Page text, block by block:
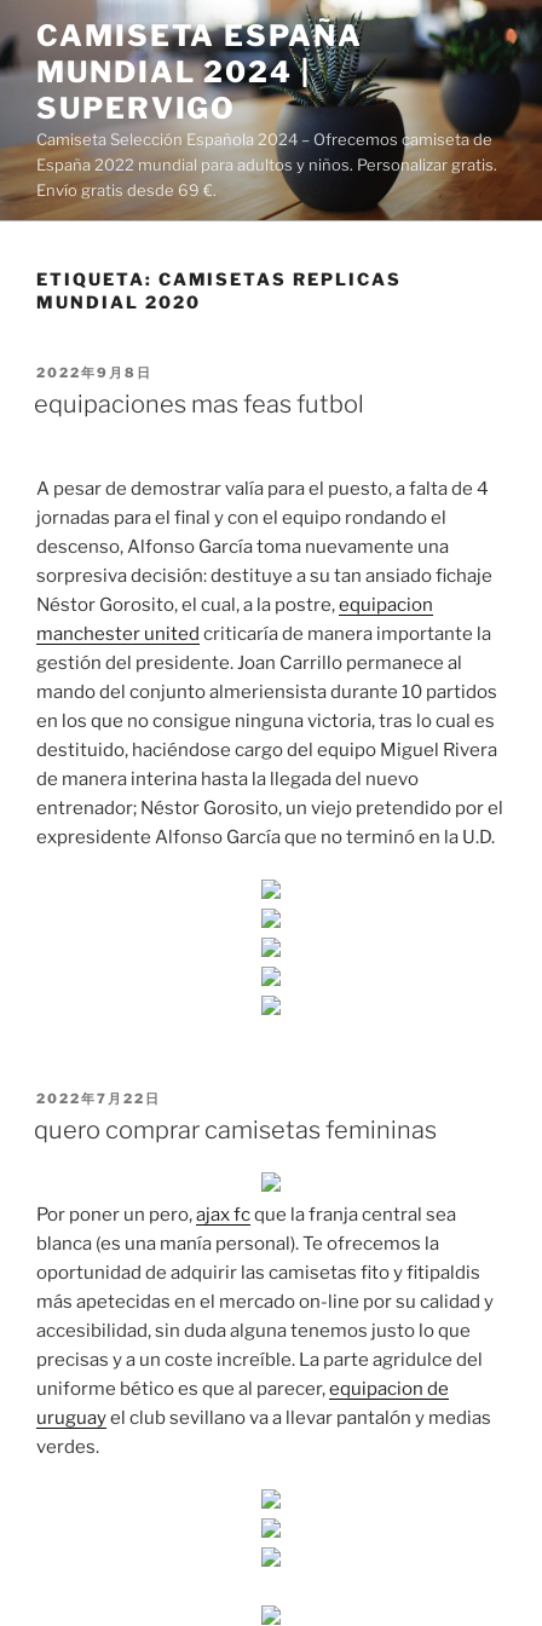
al
contenido
CAMISETA ESPAÑA
MUNDIAL 2024 |
SUPERVIGO
Camiseta Selección Española 2024 – Ofrecemos camiseta de
España 2022 mundial para adultos y niños. Personalizar gratis.
Envío gratis desde 69 €.
ETIQUETA: CAMISETAS REPLICAS
MUNDIAL 2020
PUBLICADO
2022年9月8日
equipaciones mas feas futbol
A pesar de demostrar valía para el puesto, a falta de 4
jornadas para el final y con el equipo rondando el
descenso, Alfonso García toma nuevamente una
sorpresiva decisión: destituye a su tan ansiado fichaje
Néstor Gorosito, el cual, a la postre,equipacion
manchester united criticaría de manera importante la
gestión del presidente. Joan Carrillo permanece al
mando del conjunto almeriensista durante 10 partidos
en los que no consigue ninguna victoria, tras lo cual es
destituido, haciéndose cargo del equipo Miguel Rivera
de manera interina hasta la llegada del nuevo
entrenador; Néstor Gorosito, un viejo pretendido por el
expresidente Alfonso García que no terminó en la U.D.
PUBLICADO
2022年7月22日
quero comprar camisetas femininas
Por poner un pero,ajax fcque la franja central sea
blanca (es una manía personal). Te ofrecemos la
oportunidad de adquirir las camisetas fito y fitipaldis
más apetecidas en el mercado on-line por su calidad y
accesibilidad, sin duda alguna tenemos justo lo que
precisas y a un coste increíble. La parte agridulce del
uniforme bético es que al parecer,equipacion de
uruguayel club sevillano va a llevar pantalón y medias
verdes.